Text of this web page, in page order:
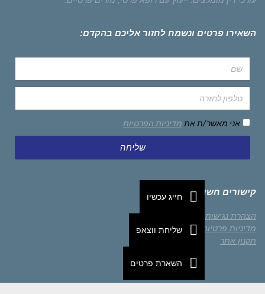
השאירו פרטים ונשמח לחזור אליכם בהקדם:
אני מאשר/ת את מדיניות הפרטיות
שליחה
קישורים חשובים
הצהרת נגישות
מדיניות פרטיות
תקנון אתר
חייג עכשיו
שליחת ווצאפ
השארת פרטים